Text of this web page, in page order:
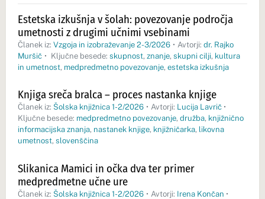
Estetska izkušnja v šolah: povezovanje področja
umetnosti z drugimi učnimi vsebinami
Članek iz: Vzgoja in izobraževanje 2-3/2026 • Avtorji: dr. Rajko
Muršič • Ključne besede: skupnost, znanje, skupni cilji, kultura
in umetnost, medpredmetno povezovanje, estetska izkušnja
Knjiga sreča bralca – proces nastanka knjige
Članek iz: Šolska knjižnica 1-2/2026 • Avtorji: Lucija Lavrič •
Ključne besede: medpredmetno povezovanje, družba, knjižnično
informacijska znanja, nastanek knjige, knjižničarka, likovna
umetnost, slovenščina
Slikanica Mamici in očka dva ter primer
medpredmetne učne ure
Članek iz: Šolska knjižnica 1-2/2026 • Avtorji: Irena Končan •